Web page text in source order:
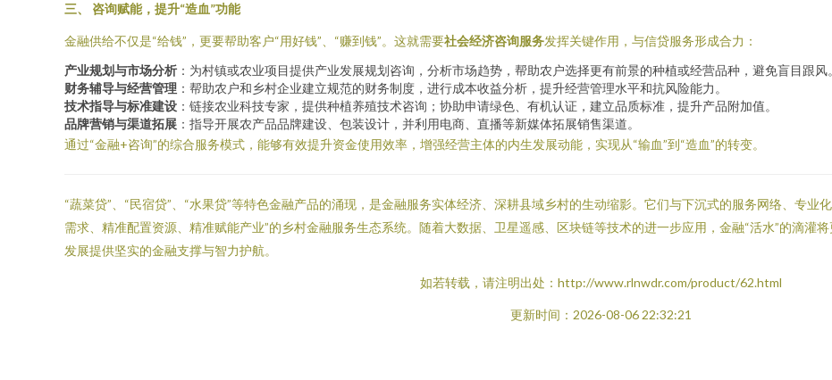
三、 咨询赋能，提升“造血”功能
金融供给不仅是“给钱”，更要帮助客户“用好钱”、“赚到钱”。这就需要社会经济咨询服务发挥关键作用，与信贷服务形成合力：
产业规划与市场分析 ：为村镇或农业项目提供产业发展规划咨询，分析市场趋势，帮助农户选择更有前景的种植或经营品种，避免盲目跟风。
财务辅导与经营管理 ：帮助农户和乡村企业建立规范的财务制度，进行成本收益分析，提升经营管理水平和抗风险能力。
技术指导与标准建设 ：链接农业科技专家，提供种植养殖技术咨询；协助申请绿色、有机认证，建立品质标准，提升产品附加值。
品牌营销与渠道拓展 ：指导开展农产品品牌建设、包装设计，并利用电商、直播等新媒体拓展销售渠道。
通过“金融+咨询”的综合服务模式，能够有效提升资金使用效率，增强经营主体的内生发展动能，实现从“输血”到“造血”的转变。
“蔬菜贷”、“民宿贷”、“水果贷”等特色金融产品的涌现，是金融服务实体经济、深耕县域乡村的生动缩影。它们与下沉式的服务网络、专业
需求、精准配置资源、精准赋能产业”的乡村金融服务生态系统。随着大数据、卫星遥感、区块链等技术的进一步应用，金融“活水”的滴灌
发展提供坚实的金融支撑与智力护航。
如若转载，请注明出处：http://www.rlnwdr.com/product/62.html
更新时间：2026-08-06 22:32:21